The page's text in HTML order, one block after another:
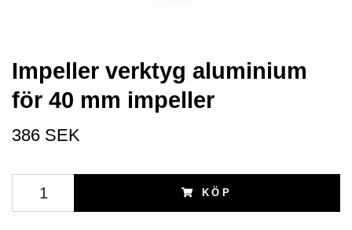
Impeller verktyg aluminium
för 40 mm impeller
386 SEK
KÖP